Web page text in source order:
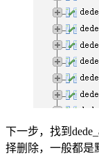
下一步，找到
择删除，一般都是